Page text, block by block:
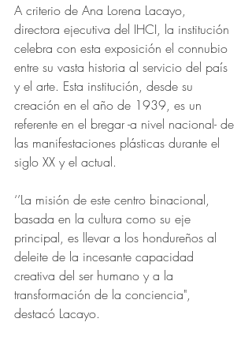
A criterio de Ana Lorena Lacayo,
directora ejecutiva del IHCI, la institución
celebra con esta exposición el connubio
entre su vasta historia al servicio del país
y el arte. Esta institución, desde su
creación en el año de 1939, es un
referente en el bregar -a nivel nacional- de
las manifestaciones plásticas durante el
siglo XX y el actual.
‘’La misión de este centro binacional,
basada en la cultura como su eje
principal, es llevar a los hondureños al
deleite de la incesante capacidad
creativa del ser humano y a la
transformación de la conciencia",
destacó Lacayo.